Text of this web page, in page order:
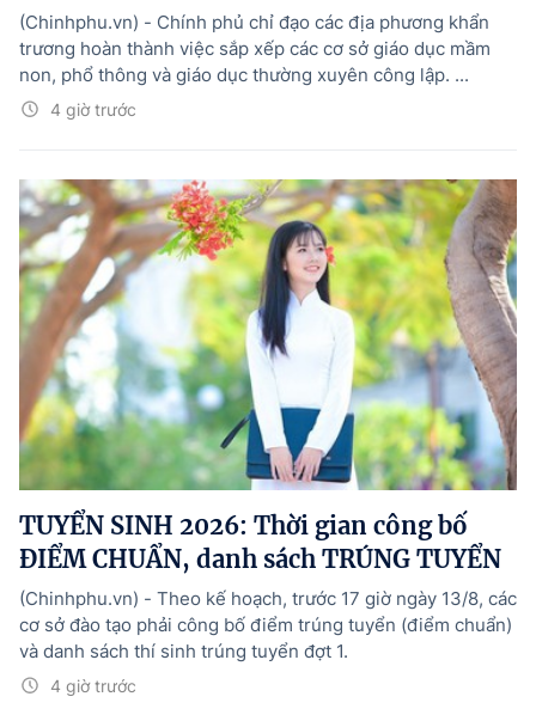
4 giờ trước
(Chinhphu.vn) - Chính phủ chỉ đạo các địa phương khẩn
trương hoàn thành việc sắp xếp các cơ sở giáo dục mầm
non, phổ thông và giáo dục thường xuyên công lập. ...
TUYỂN SINH 2026: Thời gian công bố
ĐIỂM CHUẨN, danh sách TRÚNG TUYỂN
4 giờ trước
(Chinhphu.vn) - Theo kế hoạch, trước 17 giờ ngày 13/8, các
cơ sở đào tạo phải công bố điểm trúng tuyển (điểm chuẩn)
và danh sách thí sinh trúng tuyển đợt 1.